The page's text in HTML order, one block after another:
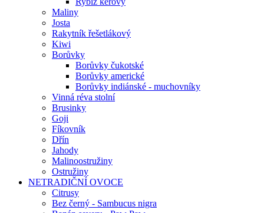
Maliny
Josta
Rakytník řešetlákový
Kiwi
Borůvky
Borůvky čukotské
Borůvky americké
Borůvky indiánské - muchovníky
Vinná réva stolní
Brusinky
Goji
Fíkovník
Dřín
Jahody
Malinoostružiny
Ostružiny
NETRADIČNÍ OVOCE
Citrusy
Bez černý - Sambucus nigra